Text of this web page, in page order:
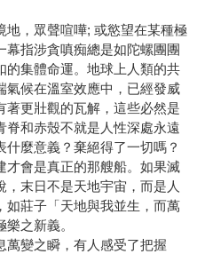
地，眾聲喧嘩; 或慾望在某種極
幕指涉貪嗔痴總是如陀螺團團
的集體命運。地球上人類的共
氣候在溫室效應中，已經發威
著更壯觀的瓦解，這些必然是
脊和赤殼不就是人性深處永遠
麼意義？棄絕得了一切嗎？
才會是真正的那艘船。如果滅
末日不是天地宇宙，而是人
如莊子「天地與我並生，而萬
之新義。
萬變之瞬，有人感受了把握